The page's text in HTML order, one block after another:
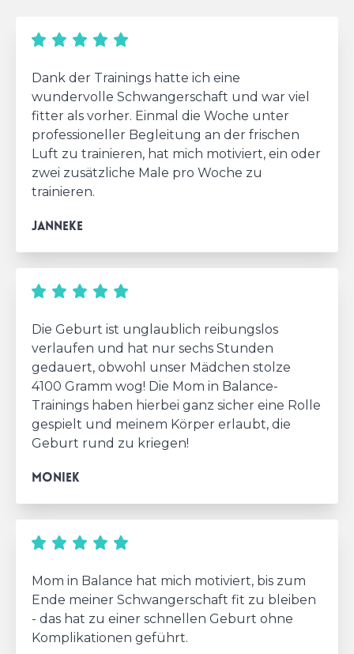
Dank der Trainings hatte ich eine
wundervolle Schwangerschaft und war viel
fitter als vorher. Einmal die Woche unter
professioneller Begleitung an der frischen
Luft zu trainieren, hat mich motiviert, ein oder
zwei zusätzliche Male pro Woche zu
trainieren.
Janneke
Die Geburt ist unglaublich reibungslos
verlaufen und hat nur sechs Stunden
gedauert, obwohl unser Mädchen stolze
4100 Gramm wog! Die Mom in Balance-
Trainings haben hierbei ganz sicher eine Rolle
gespielt und meinem Körper erlaubt, die
Geburt rund zu kriegen!
Moniek
Mom in Balance hat mich motiviert, bis zum
Ende meiner Schwangerschaft fit zu bleiben
- das hat zu einer schnellen Geburt ohne
Komplikationen geführt.